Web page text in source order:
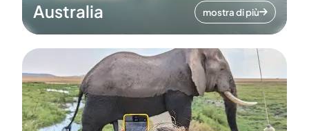
Australia mostra di più